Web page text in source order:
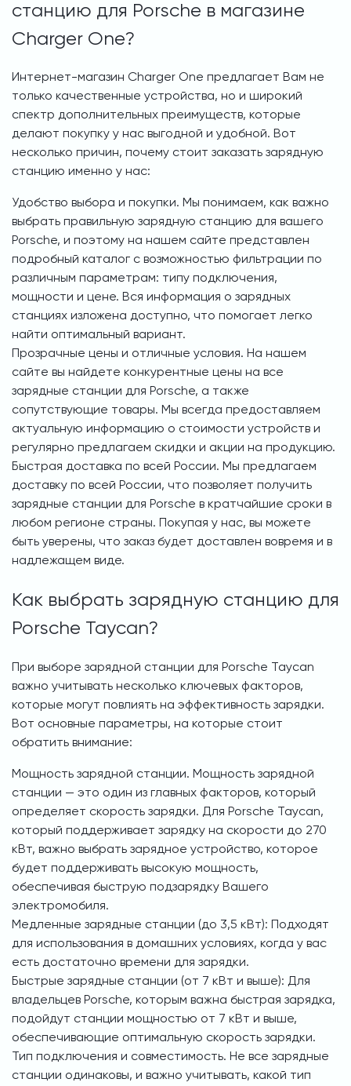
станцию для Porsche в магазине
Charger One?
Интернет-магазин Charger One предлагает Вам не
только качественные устройства, но и широкий
спектр дополнительных преимуществ, которые
делают покупку у нас выгодной и удобной. Вот
несколько причин, почему стоит заказать зарядную
станцию именно у нас:
Удобство выбора и покупки. Мы понимаем, как важно
выбрать правильную зарядную станцию для вашего
Porsche, и поэтому на нашем сайте представлен
подробный каталог с возможностью фильтрации по
различным параметрам: типу подключения,
мощности и цене. Вся информация о зарядных
станциях изложена доступно, что помогает легко
найти оптимальный вариант.
Прозрачные цены и отличные условия. На нашем
сайте вы найдете конкурентные цены на все
зарядные станции для Porsche, а также
сопутствующие товары. Мы всегда предоставляем
актуальную информацию о стоимости устройств и
регулярно предлагаем скидки и акции на продукцию.
Быстрая доставка по всей России. Мы предлагаем
доставку по всей России, что позволяет получить
зарядные станции для Porsche в кратчайшие сроки в
любом регионе страны. Покупая у нас, вы можете
быть уверены, что заказ будет доставлен вовремя и в
надлежащем виде.
Как выбрать зарядную станцию для
Porsche Taycan?
При выборе зарядной станции для Porsche Taycan
важно учитывать несколько ключевых факторов,
которые могут повлиять на эффективность зарядки.
Вот основные параметры, на которые стоит
обратить внимание:
Мощность зарядной станции. Мощность зарядной
станции — это один из главных факторов, который
определяет скорость зарядки. Для Porsche Taycan,
который поддерживает зарядку на скорости до 270
кВт, важно выбрать зарядное устройство, которое
будет поддерживать высокую мощность,
обеспечивая быструю подзарядку Вашего
электромобиля.
Медленные зарядные станции (до 3,5 кВт): Подходят
для использования в домашних условиях, когда у вас
есть достаточно времени для зарядки.
Быстрые зарядные станции (от 7 кВт и выше): Для
владельцев Porsche, которым важна быстрая зарядка,
подойдут станции мощностью от 7 кВт и выше,
обеспечивающие оптимальную скорость зарядки.
Тип подключения и совместимость. Не все зарядные
станции одинаковы, и важно учитывать, какой тип